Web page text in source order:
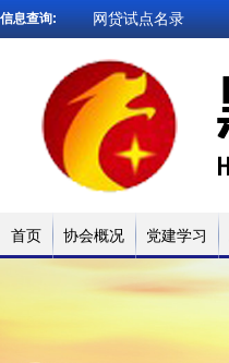
信息查询:
被执行人查询
企业信用查询
法院文书查询
小贷名录查询
网贷试点名录
首页 协会概况 党建学习